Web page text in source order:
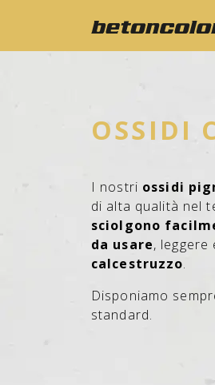
OSSIDI
I nostri ossidi
di alta qualità nel
sciolgono
da usare,
calcestruzzo.
Disponiamo
standard.